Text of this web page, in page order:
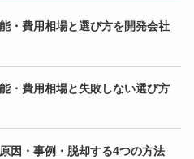
・費用相場と選び方を開発会社
・費用相場と失敗しない選び方
因・事例・脱却する4つの方法